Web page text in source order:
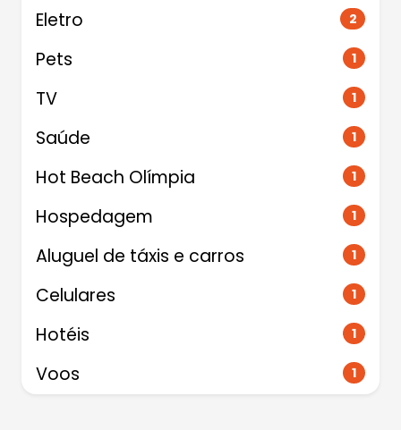
Eletro 2
Pets 1
TV 1
Saúde 1
Hot Beach Olímpia 1
Hospedagem 1
Aluguel de táxis e carros 1
Celulares 1
Hotéis 1
Voos 1